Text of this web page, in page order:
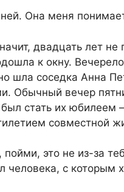
Она меня
двадцать лет
к окну.
шла соседка Анна
Обычный вечер
стать их юбилеем
совместной
это не из-за
человека, с которым